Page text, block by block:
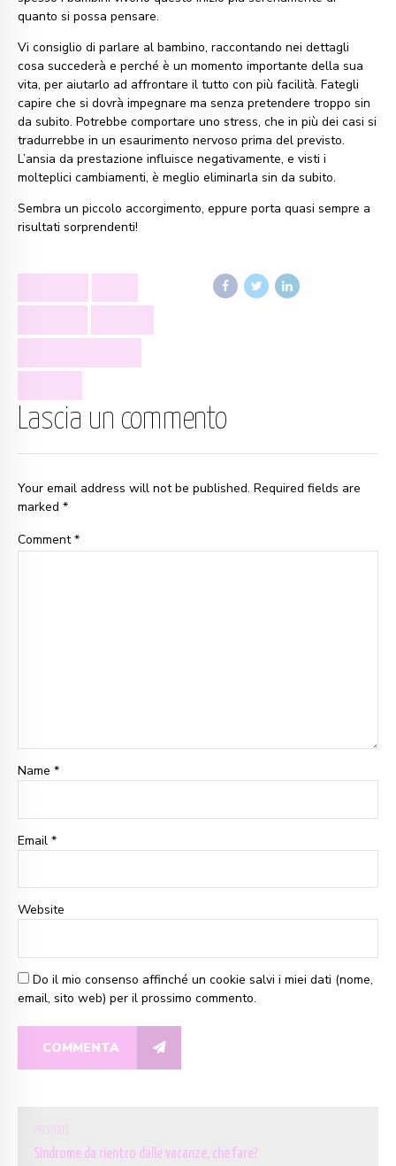
quanto si possa pensare.
Vi consiglio di parlare al bambino, raccontando nei dettagli
cosa succederà e perché è un momento importante della sua
vita, per aiutarlo ad affrontare il tutto con più facilità. Fategli
capire che si dovrà impegnare ma senza pretendere troppo sin
da subito. Potrebbe comportare uno stress, che in più dei casi si
tradurrebbe in un esaurimento nervoso prima del previsto.
L’ansia da prestazione influisce negativamente, e visti i
molteplici cambiamenti, è meglio eliminarla sin da subito.
Sembra un piccolo accorgimento, eppure porta quasi sempre a
risultati sorprendenti!
Lascia un commento
Your email address will not be published. Required fields are
marked *
Comment*
Name *
Email *
Website
Do il mio consenso affinché un cookie salvi i miei dati (nome,
email, sito web) per il prossimo commento.
COMMENTA
Sindrome da rientro dalle vacanze, che fare?